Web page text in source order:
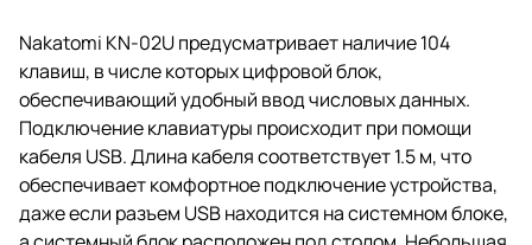
Nakatomi KN-02U предусматривает наличие 104
клавиш, в числе которых цифровой блок,
обеспечивающий удобный ввод числовых данных.
Подключение клавиатуры происходит при помощи
кабеля USB. Длина кабеля соответствует 1.5 м, что
обеспечивает комфортное подключение устройства,
даже если разъем USB находится на системном блоке,